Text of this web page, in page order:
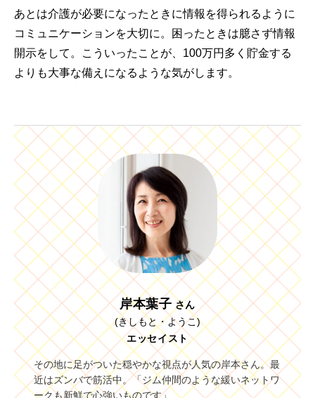
あとは介護が必要になったときに情報を得られるように
コミュニケーションを大切に。困ったときは臆さず情報
開示をして。こういったことが、100万円多く貯金する
よりも大事な備えになるような気がします。
岸本葉子 さん
(きしもと・ようこ)
エッセイスト
その地に足がついた穏やかな視点が人気の岸本さん。最
近はズンバで筋活中。「ジム仲間のような緩いネットワ
ークも新鮮で心強いものです」